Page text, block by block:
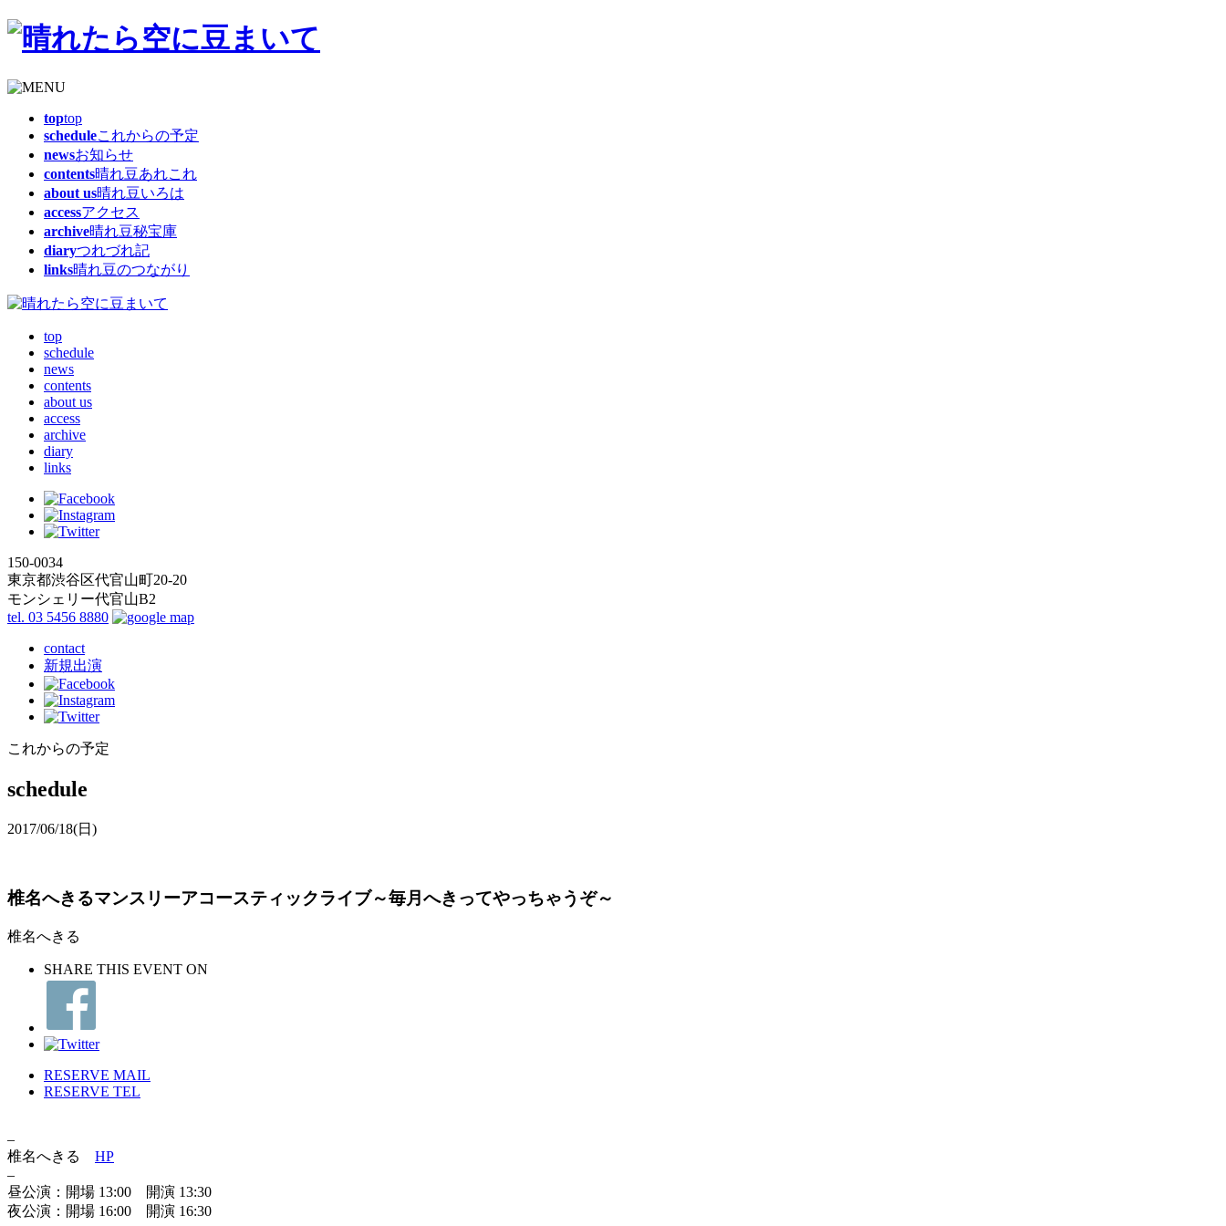
toptop
scheduleこれからの予定
newsお知らせ
contents晴れ豆あれこれ
about us晴れ豆いろは
accessアクセス
archive晴れ豆秘宝庫
diaryつれづれ記
links晴れ豆のつながり
top
schedule
news
contents
about us
access
archive
diary
links
150-0034
東京都渋谷区代官山町20-20
モンシェリー代官山B2
tel. 03 5456 8880
contact
新規出演
これからの予定
schedule
2017/06/18(日)
椎名へきるマンスリーアコースティックライブ～毎月へきってやっちゃうぞ～
椎名へきる
SHARE THIS EVENT ON
RESERVE MAIL
RESERVE TEL
–
椎名へきる HP
–
昼公演：開場 13:00 開演 13:30
夜公演：開場 16:00 開演 16:30